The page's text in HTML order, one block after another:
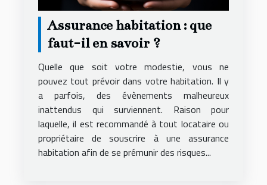
Assurance habitation : que
faut-il en savoir ?
Quelle que soit votre modestie, vous ne
pouvez tout prévoir dans votre habitation. Il y
a parfois, des évènements malheureux
inattendus qui surviennent. Raison pour
laquelle, il est recommandé à tout locataire ou
propriétaire de souscrire à une assurance
habitation afin de se prémunir des risques...